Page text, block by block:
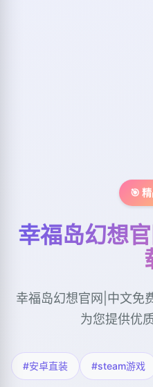
🎯
幸福岛幻想
幸福岛幻想官网|中文免
为您提供优
#安卓直装 #steam游戏